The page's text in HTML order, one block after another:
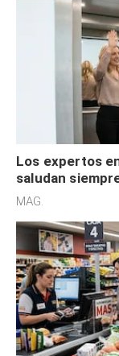
Los expertos
saludan
defensiva y
MAG.